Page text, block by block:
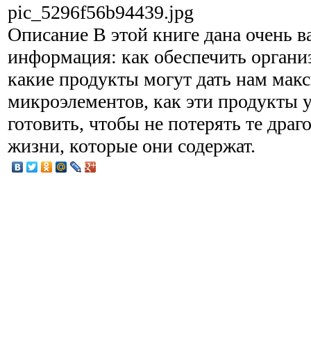
pic_5296f56b94439.jpg
Описание В этой книге дана очень
информация: как обеспечить
какие продукты могут дать нам
микроэлементов, как эти продукты
готовить, чтобы не потерять те
жизни, которые они содержат.